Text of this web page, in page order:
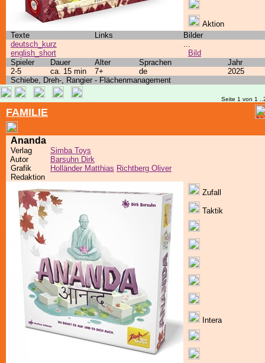
Aktion
Texte
Links
Bilder
deutsch_kurz
english_short
...
Bild
Spieler
Dauer Alter Sprachen
Jahr
2-5
ca. 15 min 7+ de
2025
Schiebe, Dreh-, Rangier - Flächenmanagement
Seite 1 von 1
FAMILIE
Ananda
Verlag
Simba Toys
Autor
Barsuhn Dirk
Grafik
Holländer Matthias Richtberg Oliver
Redaktion
Zufall
Taktik
Intera